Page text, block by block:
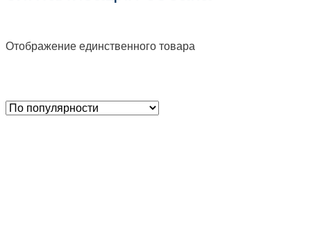
Отображение единственного товара